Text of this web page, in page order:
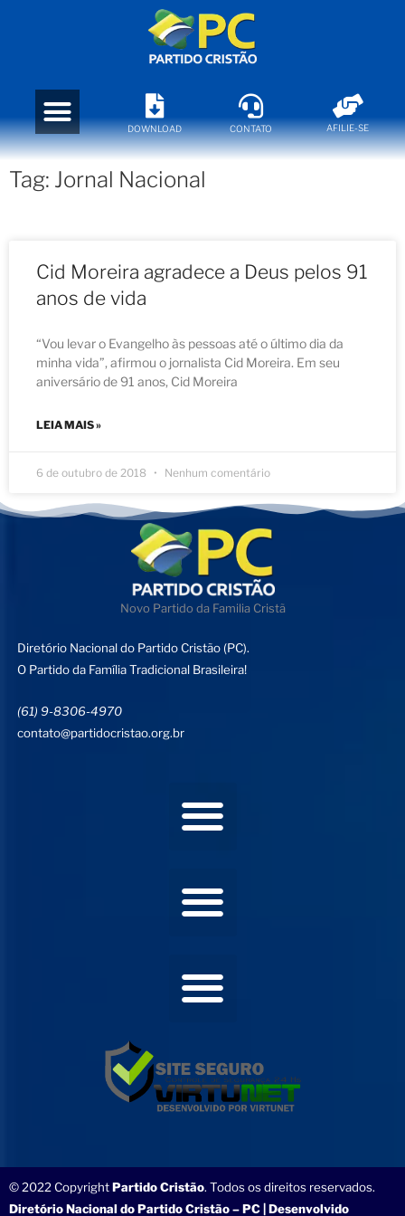
DOWNLOAD CONTATO AFILIE-SE
Tag: Jornal Nacional
Cid Moreira agradece a Deus pelos 91
anos de vida
“Vou levar o Evangelho às pessoas até o último dia da
minha vida”, afirmou o jornalista Cid Moreira. Em seu
aniversário de 91 anos, Cid Moreira
LEIA MAIS »
6 de outubro de 2018 Nenhum comentário
Novo Partido da Familia Cristã
Diretório Nacional do Partido Cristão (PC).
O Partido da Família Tradicional Brasileira!
(61) 9-8306-4970
contato@partidocristao.org.br
© 2022 CopyrightPartido Cristão. Todos os direitos reservados.
Diretório Nacional do Partido Cristão – PC | Desenvolvido